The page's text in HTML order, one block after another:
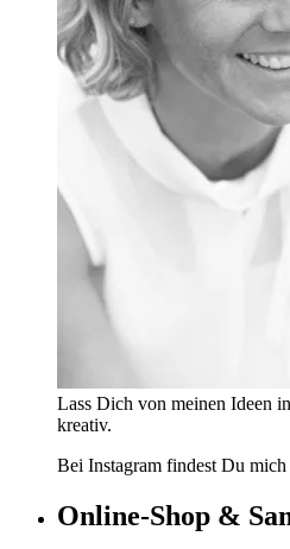
Lass Dich von meinen Ideen
kreativ.
Bei Instagram findest Du
Online-Shop &